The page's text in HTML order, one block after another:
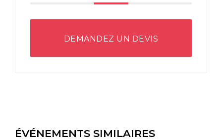
DEMANDEZ UN DEVIS
ÉVÉNEMENTS SIMILAIRES